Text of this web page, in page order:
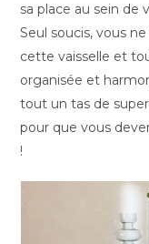
sa place au sein de
Seul soucis, vous
cette vaisselle et
organisée et
tout un tas de
pour que vous
!